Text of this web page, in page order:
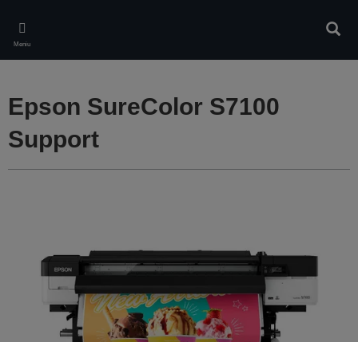
main
content
Meniu
Epson SureColor S7100
Support